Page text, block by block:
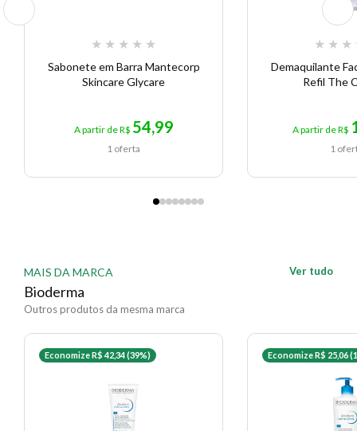
★ ★ ★ ★ ★
Sabonete em Barra Mantecorp
Skincare Glycare
A partir de R$ 54,99
1 oferta
★ ★ ★
Demaquilante
Refil The
A partir de R$
1
MAIS DA MARCA
Bioderma
Outros produtos da mesma marca
Ver tudo
Economize R$ 42,34 (39%) Economize R$ 25,06